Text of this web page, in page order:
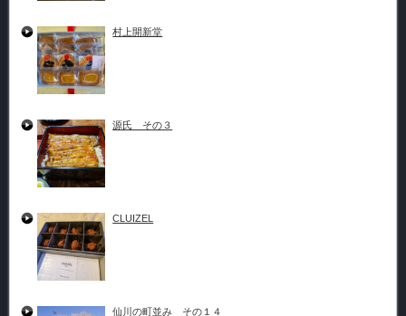
村上開新堂
源氏 その３
CLUIZEL
仙川の町並み その１４